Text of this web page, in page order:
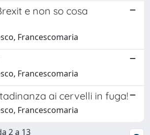
e non so cosa
Francescomaria
Francescomaria
ai cervelli in fuga!
Francescomaria
2 a 13